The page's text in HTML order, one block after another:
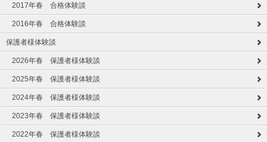
2017年春 合格体験談
2016年春 合格体験談
保護者様体験談
2026年春 保護者様体験談
2025年春 保護者様体験談
2024年春 保護者様体験談
2023年春 保護者様体験談
2022年春 保護者様体験談